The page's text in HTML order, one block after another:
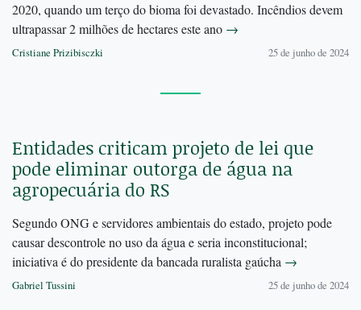
2020, quando um terço do bioma foi devastado. Incêndios devem
ultrapassar 2 milhões de hectares este ano →
Cristiane Prizibisczki 25 de junho de 2024
Entidades criticam projeto de lei que
pode eliminar outorga de água na
agropecuária do RS
Segundo ONG e servidores ambientais do estado, projeto pode
causar descontrole no uso da água e seria inconstitucional;
iniciativa é do presidente da bancada ruralista gaúcha →
Gabriel Tussini 25 de junho de 2024